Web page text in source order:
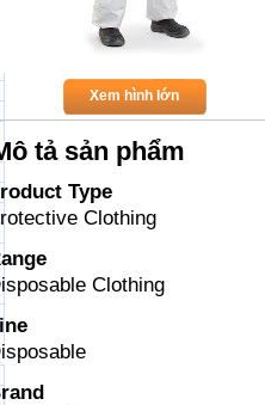
Xem hình lớn
tả sản phẩm
Type
Clothing
Clothing